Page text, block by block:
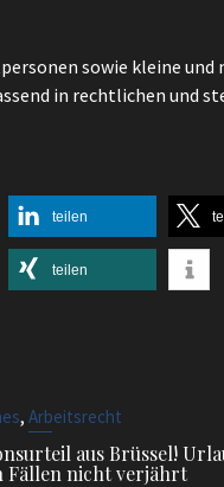
sowie kleine
in rechtlichen und
teilen
teilen
, Arbeitsrecht
aus Brüssel!
Fällen nicht verjährt